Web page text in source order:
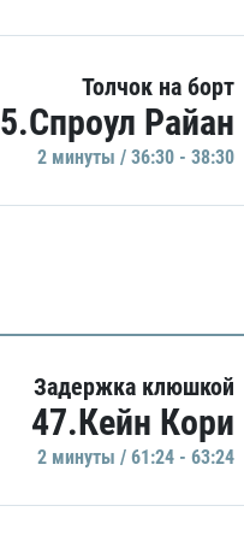
Толчок на борт
5.Спроул Райан
2 минуты / 36:30 - 38:30
Задержка клюшкой
47.Кейн Кори
2 минуты / 61:24 - 63:24